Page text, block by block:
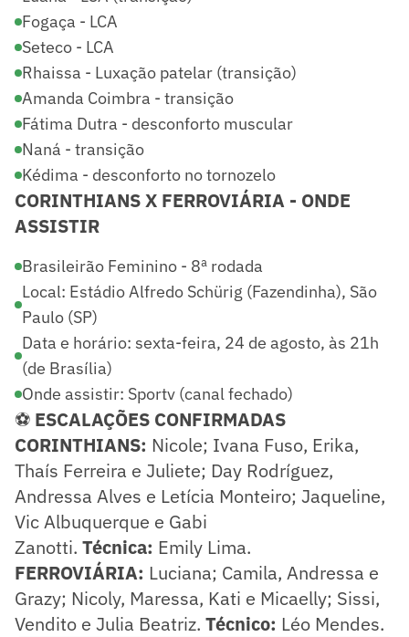
Fogaça - LCA
Seteco - LCA
Rhaissa - Luxação patelar (transição)
Amanda Coimbra - transição
Fátima Dutra - desconforto muscular
Naná - transição
Kédima - desconforto no tornozelo
CORINTHIANS X FERROVIÁRIA - ONDE
ASSISTIR
Brasileirão Feminino - 8ª rodada
Local: Estádio Alfredo Schürig (Fazendinha), São
Paulo (SP)
Data e horário: sexta-feira, 24 de agosto, às 21h
(de Brasília)
Onde assistir: Sportv (canal fechado)
⚽ ESCALAÇÕES CONFIRMADAS
CORINTHIANS: Nicole; Ivana Fuso, Erika,
Thaís Ferreira e Juliete; Day Rodríguez,
Andressa Alves e Letícia Monteiro; Jaqueline,
Vic Albuquerque e Gabi
Zanotti. Técnica: Emily Lima.
FERROVIÁRIA: Luciana; Camila, Andressa e
Grazy; Nicoly, Maressa, Kati e Micaelly; Sissi,
Vendito e Julia Beatriz. Técnico: Léo Mendes.